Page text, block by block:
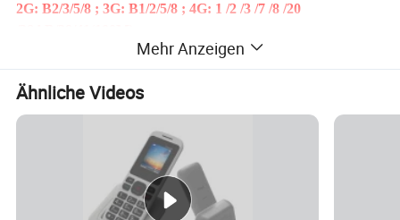
2G: B2/3/5/8 ; 3G: B1/2/5/8 ; 4G: 1 /2 /3 /7 /8 /20
die meisten asiatischen, europäischen
und afrikanischen Länder geeignet, ABER NICHT für
amerikanische Länder
Für andere Arbeitsfrequenzbänder, kontaktieren Sie uns
bitte für die Anpassung von MOQ 1000 PCS.
Produktbeschreibung
Mehr Anzeigen
Ähnliche Videos